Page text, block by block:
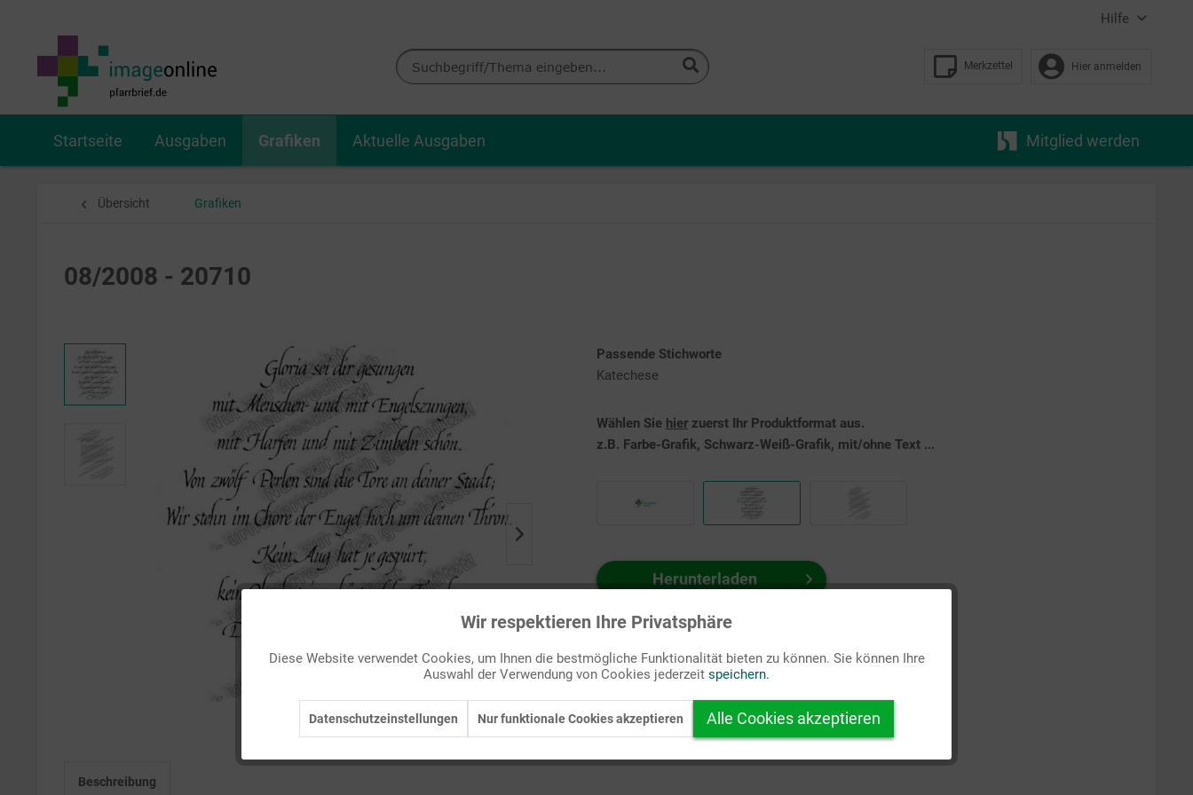
Hilfe
Merkzettel Hier anmelden
Startseite Ausgaben Grafiken Aktuelle Ausgaben Mitglied werden
Übersicht Grafiken
08/2008 - 20710
Passende Stichworte
Katechese
Wählen Sie hier zuerst Ihr Produktformat aus.
z.B. Farbe-Grafik, Schwarz-Weiß-Grafik, mit/ohne Text ...
Herunterladen
Auf Ihren Merkzettel setzen
Beschreibung
Inaktiv
Wir respektieren Ihre Privatsphäre
Diese Website verwendet Cookies, um Ihnen die bestmögliche Funktionalität bieten zu können. Sie können Ihre
Auswahl der Verwendung von Cookies jederzeit speichern.
Datenschutzeinstellungen Nur funktionale Cookies akzeptieren Alle Cookies akzeptieren